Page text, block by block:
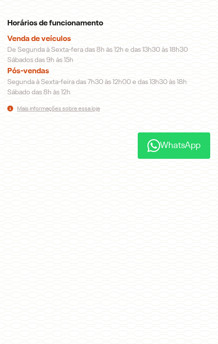
Horários de funcionamento
Venda de veículos
De Segunda à Sexta-fera das 8h às 12h e das 13h30 às 18h30
Sábados das 9h às 15h
Pós-vendas
Segunda à Sexta-feira das 7h30 às 12h00 e das 13h30 às 18h
Sábado das 8h às 12h
Mais informações sobre essa loja
WhatsApp